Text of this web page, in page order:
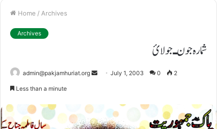
Home / Archives
Archives
شمارہ جون ـ جولائ
admin@pakjamhuriat.org
Send July 1, 2003 0 2
Less than a minute